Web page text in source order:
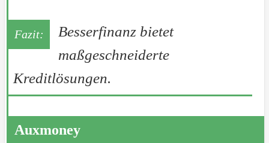
Besserfinanz bietet
maßgeschneiderte
Kreditlösungen.
Auxmoney